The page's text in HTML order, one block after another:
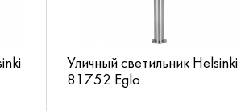
Уличный светильник Helsinki
81752 Eglo